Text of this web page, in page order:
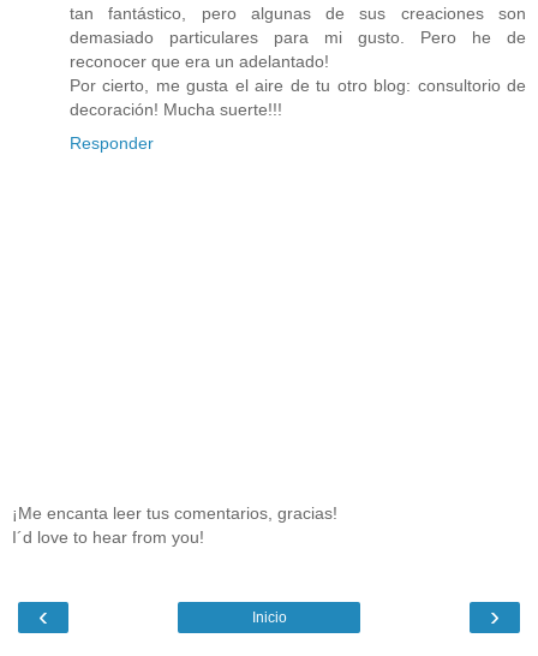
tan fantástico, pero algunas de sus creaciones son
demasiado particulares para mi gusto. Pero he de
reconocer que era un adelantado!
Por cierto, me gusta el aire de tu otro blog: consultorio de
decoración! Mucha suerte!!!
Responder
¡Me encanta leer tus comentarios, gracias!
I´d love to hear from you!
‹ ›
Inicio